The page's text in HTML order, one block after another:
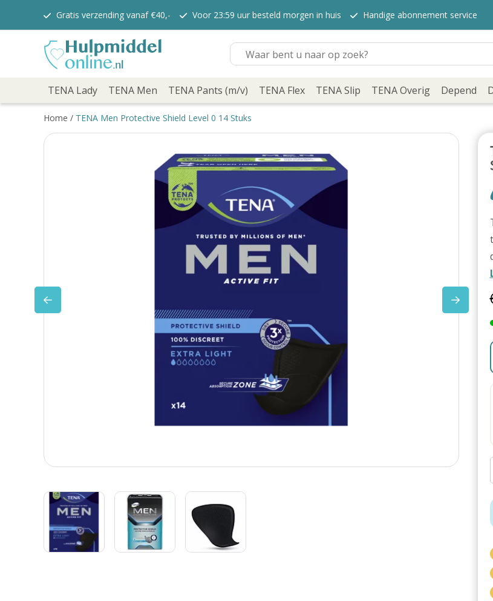
TENA Lady
TENA Discreet inlegkruisjes
TENA Discreet verbanden
TENA Lady Pants
TENA Pants (m/v)
Voordeelverpakkingen
TENA Pants Normal
TENA Pants Super
Depend
Depend voor Mannen
Depend voor Vrouwen
Gratis verzending vanaf €40,- Voor 23:59 uur besteld morgen in huis Handige abonnement service
TENA Lady TENA Men TENA Pants (m/v) TENA Flex TENA Slip TENA Overig Depend
Home / TENA Men Protective Shield Level 0 14 Stuks